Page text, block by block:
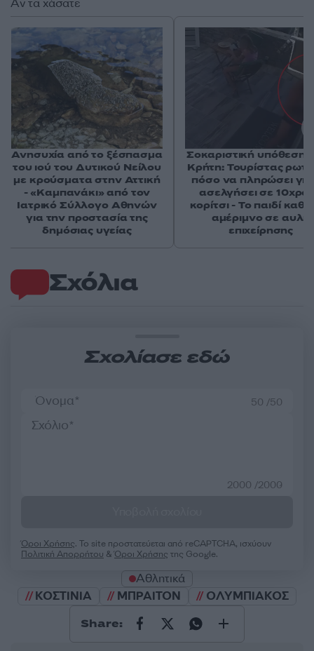
Σχόλια
Σχολίασε εδώ
50 /50
2000 /2000
Όροι Χρήσης. Το site προστατεύεται από reCAPTCHA, ισχύουν
Πολιτική Απορρήτου &Όροι Χρήσης της Google.
Αθλητικά
ΚΟΣΤΙΝΙΑ
ΜΠΡΑΙΤΟΝ ΟΛΥΜΠΙΑΚΟΣ
Share:
Αν τα χάσατε
Ανησυχία από το ξέσπασμα
του ιού του Δυτικού Νείλου
με κρούσματα στην Αττική
- «Καμπανάκι» από τον
Ιατρικό Σύλλογο Αθηνών
για την προστασία της
δημόσιας υγείας
Σοκαριστική υπόθεση
Κρήτη: Τουρίστας
πόσο να πληρώσει
ασελγήσει σε
κορίτσι - Το παιδί
αμέριμνο σε αυλή
επιχείρησης